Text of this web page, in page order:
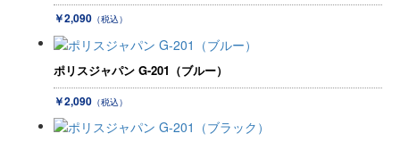
￥2,090 （税込）
ポリスジャパン G-201（ブルー）
￥2,090 （税込）